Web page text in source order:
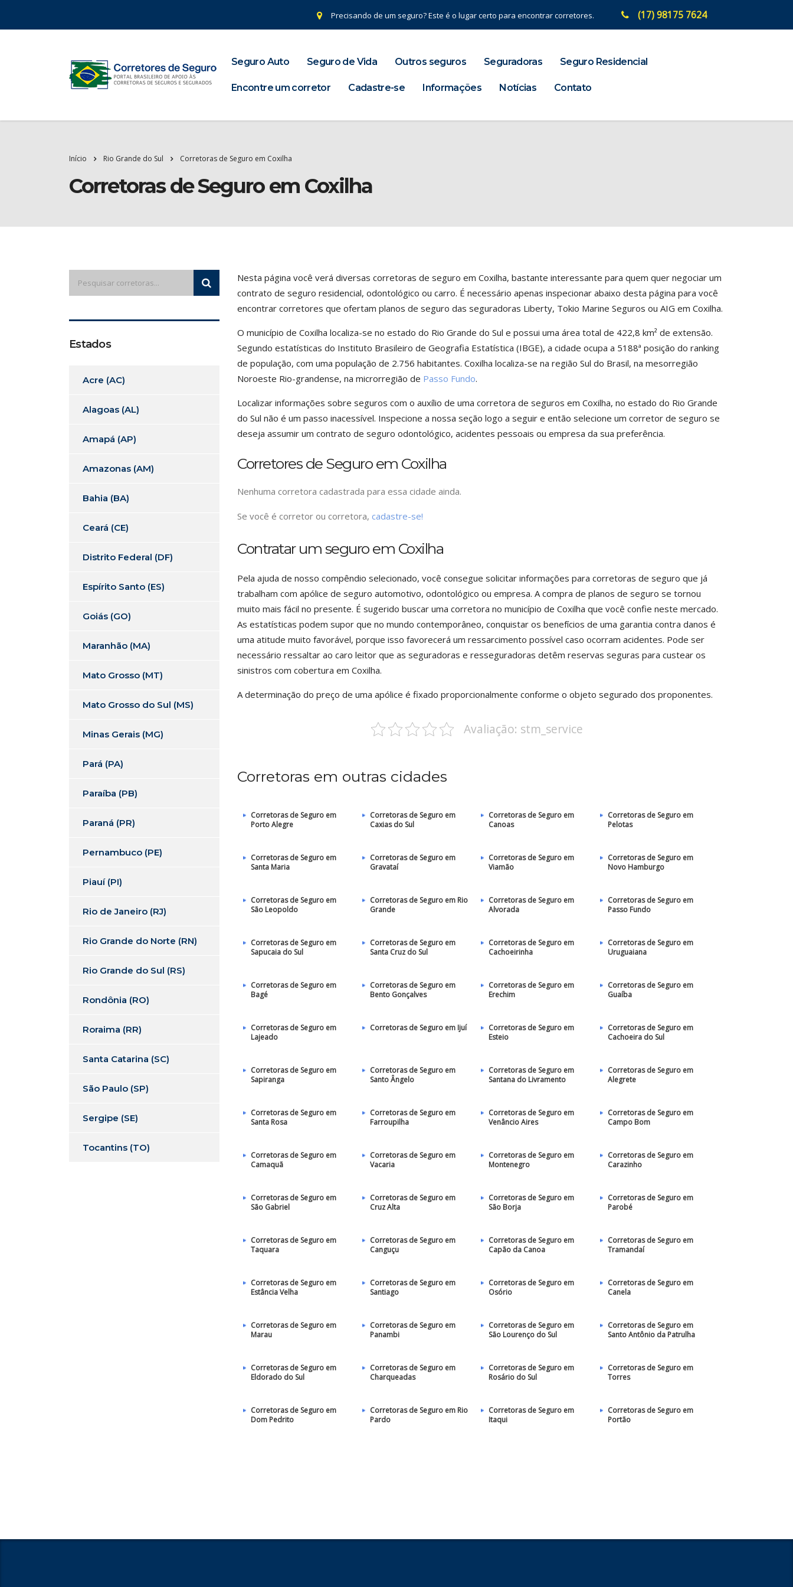
Precisando de um seguro? Este é o lugar certo para encontrar corretores. (17) 98175 7624
Seguro Auto Seguro de Vida Outros seguros Seguradoras Seguro Residencial
Encontre um corretor Cadastre-se Informações Notícias Contato
Início Rio Grande do Sul Corretoras de Seguro em Coxilha
Corretoras de Seguro em Coxilha
Nesta página você verá diversas corretoras de seguro em Coxilha, bastante interessante para quem quer negociar um
contrato de seguro residencial, odontológico ou carro. É necessário apenas inspecionar abaixo desta página para você
encontrar corretores que ofertam planos de seguro das seguradoras Liberty, Tokio Marine Seguros ou AIG em Coxilha.
O município de Coxilha localiza-se no estado do Rio Grande do Sul e possui uma área total de 422,8 km² de extensão.
Segundo estatísticas do Instituto Brasileiro de Geografia Estatística (IBGE), a cidade ocupa a 5188ª posição do ranking
de população, com uma população de 2.756 habitantes. Coxilha localiza-se na região Sul do Brasil, na mesorregião
Noroeste Rio-grandense, na microrregião de Passo Fundo.
Localizar informações sobre seguros com o auxílio de uma corretora de seguros em Coxilha, no estado do Rio Grande
do Sul não é um passo inacessível. Inspecione a nossa seção logo a seguir e então selecione um corretor de seguro se
deseja assumir um contrato de seguro odontológico, acidentes pessoais ou empresa da sua preferência.
Corretores de Seguro em Coxilha
Nenhuma corretora cadastrada para essa cidade ainda.
Se você é corretor ou corretora, cadastre-se!
Contratar um seguro em Coxilha
Pela ajuda de nosso compêndio selecionado, você consegue solicitar informações para corretoras de seguro que já
trabalham com apólice de seguro automotivo, odontológico ou empresa. A compra de planos de seguro se tornou
muito mais fácil no presente. É sugerido buscar uma corretora no município de Coxilha que você confie neste mercado.
As estatísticas podem supor que no mundo contemporâneo, conquistar os benefícios de uma garantia contra danos é
uma atitude muito favorável, porque isso favorecerá um ressarcimento possível caso ocorram acidentes. Pode ser
necessário ressaltar ao caro leitor que as seguradoras e resseguradoras detêm reservas seguras para custear os
sinistros com cobertura em Coxilha.
A determinação do preço de uma apólice é fixado proporcionalmente conforme o objeto segurado dos proponentes.
Avaliação: stm_service
Corretoras em outras cidades
Corretoras de Seguro em
Porto Alegre
Corretoras de Seguro em
Caxias do Sul
Corretoras de Seguro em
Canoas
Corretoras de Seguro em
Pelotas
Corretoras de Seguro em
Santa Maria
Corretoras de Seguro em
Gravataí
Corretoras de Seguro em
Viamão
Corretoras de Seguro em
Novo Hamburgo
Corretoras de Seguro em
São Leopoldo
Corretoras de Seguro em Rio
Grande
Corretoras de Seguro em
Alvorada
Corretoras de Seguro em
Passo Fundo
Corretoras de Seguro em
Sapucaia do Sul
Corretoras de Seguro em
Santa Cruz do Sul
Corretoras de Seguro em
Cachoeirinha
Corretoras de Seguro em
Uruguaiana
Corretoras de Seguro em
Bagé
Corretoras de Seguro em
Bento Gonçalves
Corretoras de Seguro em
Erechim
Corretoras de Seguro em
Guaíba
Corretoras de Seguro em
Lajeado
Corretoras de Seguro em Ijuí
Corretoras de Seguro em
Esteio
Corretoras de Seguro em
Cachoeira do Sul
Corretoras de Seguro em
Sapiranga
Corretoras de Seguro em
Santo Ângelo
Corretoras de Seguro em
Santana do Livramento
Corretoras de Seguro em
Alegrete
Corretoras de Seguro em
Santa Rosa
Corretoras de Seguro em
Farroupilha
Corretoras de Seguro em
Venâncio Aires
Corretoras de Seguro em
Campo Bom
Corretoras de Seguro em
Camaquã
Corretoras de Seguro em
Vacaria
Corretoras de Seguro em
Montenegro
Corretoras de Seguro em
Carazinho
Corretoras de Seguro em
São Gabriel
Corretoras de Seguro em
Cruz Alta
Corretoras de Seguro em
São Borja
Corretoras de Seguro em
Parobé
Corretoras de Seguro em
Taquara
Corretoras de Seguro em
Canguçu
Corretoras de Seguro em
Capão da Canoa
Corretoras de Seguro em
Tramandaí
Corretoras de Seguro em
Estância Velha
Corretoras de Seguro em
Santiago
Corretoras de Seguro em
Osório
Corretoras de Seguro em
Canela
Corretoras de Seguro em
Marau
Corretoras de Seguro em
Panambi
Corretoras de Seguro em
São Lourenço do Sul
Corretoras de Seguro em
Santo Antônio da Patrulha
Corretoras de Seguro em
Eldorado do Sul
Corretoras de Seguro em
Charqueadas
Corretoras de Seguro em
Rosário do Sul
Corretoras de Seguro em
Torres
Corretoras de Seguro em
Dom Pedrito
Corretoras de Seguro em Rio
Pardo
Corretoras de Seguro em
Itaqui
Corretoras de Seguro em
Portão
Estados
Acre (AC)
Alagoas (AL)
Amapá (AP)
Amazonas (AM)
Bahia (BA)
Ceará (CE)
Distrito Federal (DF)
Espírito Santo (ES)
Goiás (GO)
Maranhão (MA)
Mato Grosso (MT)
Mato Grosso do Sul (MS)
Minas Gerais (MG)
Pará (PA)
Paraíba (PB)
Paraná (PR)
Pernambuco (PE)
Piauí (PI)
Rio de Janeiro (RJ)
Rio Grande do Norte (RN)
Rio Grande do Sul (RS)
Rondônia (RO)
Roraima (RR)
Santa Catarina (SC)
São Paulo (SP)
Sergipe (SE)
Tocantins (TO)